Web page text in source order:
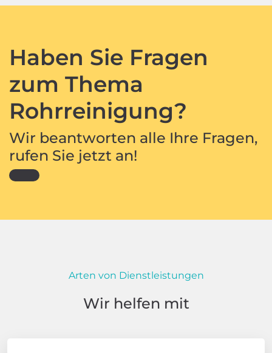
Haben Sie Fragen
zum Thema
Rohrreinigung?
Wir beantworten alle Ihre Fragen,
rufen Sie jetzt an!
Arten von Dienstleistungen
Wir helfen mit